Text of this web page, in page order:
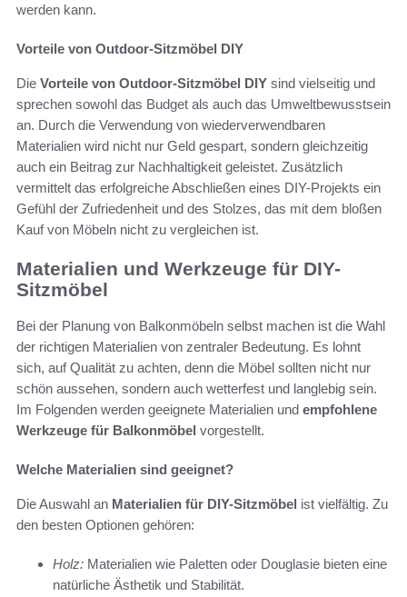
werden kann.
Vorteile von Outdoor-Sitzmöbel DIY
Die Vorteile von Outdoor-Sitzmöbel DIY sind vielseitig und
sprechen sowohl das Budget als auch das Umweltbewusstsein
an. Durch die Verwendung von wiederverwendbaren
Materialien wird nicht nur Geld gespart, sondern gleichzeitig
auch ein Beitrag zur Nachhaltigkeit geleistet. Zusätzlich
vermittelt das erfolgreiche Abschließen eines DIY-Projekts ein
Gefühl der Zufriedenheit und des Stolzes, das mit dem bloßen
Kauf von Möbeln nicht zu vergleichen ist.
Materialien und Werkzeuge für DIY-
Sitzmöbel
Bei der Planung von Balkonmöbeln selbst machen ist die Wahl
der richtigen Materialien von zentraler Bedeutung. Es lohnt
sich, auf Qualität zu achten, denn die Möbel sollten nicht nur
schön aussehen, sondern auch wetterfest und langlebig sein.
Im Folgenden werden geeignete Materialien und empfohlene
Werkzeuge für Balkonmöbel vorgestellt.
Welche Materialien sind geeignet?
Die Auswahl an Materialien für DIY-Sitzmöbel ist vielfältig. Zu
den besten Optionen gehören:
Holz: Materialien wie Paletten oder Douglasie bieten eine
natürliche Ästhetik und Stabilität.